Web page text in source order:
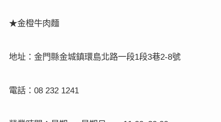
★金橙牛肉麵
地址：金門縣金城鎮環島北路一段1段3巷2-8號
電話： 08 232 1241